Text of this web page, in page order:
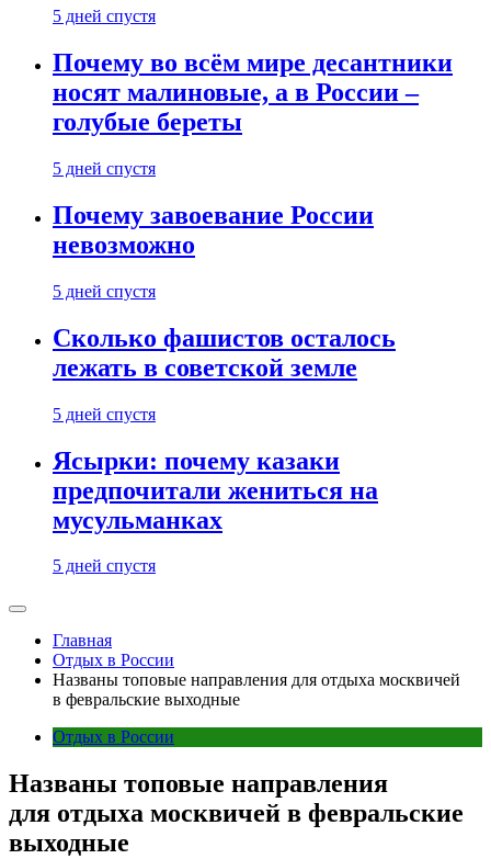
5 дней спустя
Почему во всём мире десантники
носят малиновые, а в России –
голубые береты
5 дней спустя
Почему завоевание России
невозможно
5 дней спустя
Сколько фашистов осталось
лежать в советской земле
5 дней спустя
Ясырки: почему казаки
предпочитали жениться на
мусульманках
5 дней спустя
Главная
Отдых в России
Названы топовые направления для отдыха москвичей
в февральские выходные
Отдых в России
Названы топовые направления
для отдыха москвичей в февральские
выходные